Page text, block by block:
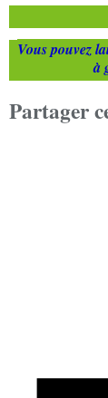
Vous pouvez
à
Partager